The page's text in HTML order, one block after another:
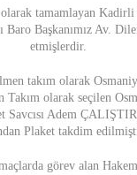
tamamlayan
Baro Başkanımız Av.
etmişlerdir.
takım olarak
Takım olarak seçilen
Savcısı Adem
Plaket takdim
görev alan